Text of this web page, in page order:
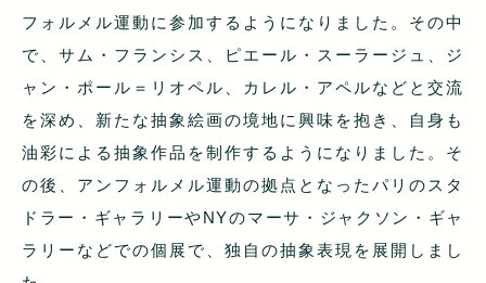
フォルメル運動に参加するようになりました。その中
で、サム・フランシス、ピエール・スーラージュ、ジ
ャン・ポール＝リオペル、カレル・アペルなどと交流
を深め、新たな抽象絵画の境地に興味を抱き、自身も
油彩による抽象作品を制作するようになりました。そ
の後、アンフォルメル運動の拠点となったパリのスタ
ドラー・ギャラリーやNYのマーサ・ジャクソン・ギャ
ラリーなどでの個展で、独自の抽象表現を展開しまし